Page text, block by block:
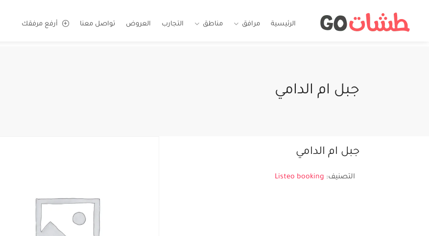
الرئيسية مرافق مناطق التجارب العروض تواصل معنا أرفع مرفقك
جبل ام الدامي
جبل ام الدامي
التصنيف: Listeo booking